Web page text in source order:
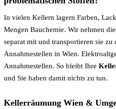
In vielen Kellern lagern Farben,
Mengen Bauchemie. Wir nehmen
separat mit und transportieren sie zu
Annahmestellen in Wien.
Annahmestellen. So bleibt Ihre
und Sie haben damit nichts zu tun.
Kellerräumung Wien &